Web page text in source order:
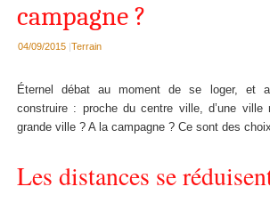
campagne ?
04/09/2015 |Terrain
Éternel débat au moment de se loger, et
construire : proche du centre ville, d’une ville
grande ville ? A la campagne ? Ce sont des
Les distances se